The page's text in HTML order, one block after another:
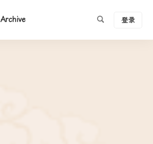
Archive 登录